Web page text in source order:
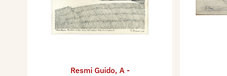
Resmi Guido, A -